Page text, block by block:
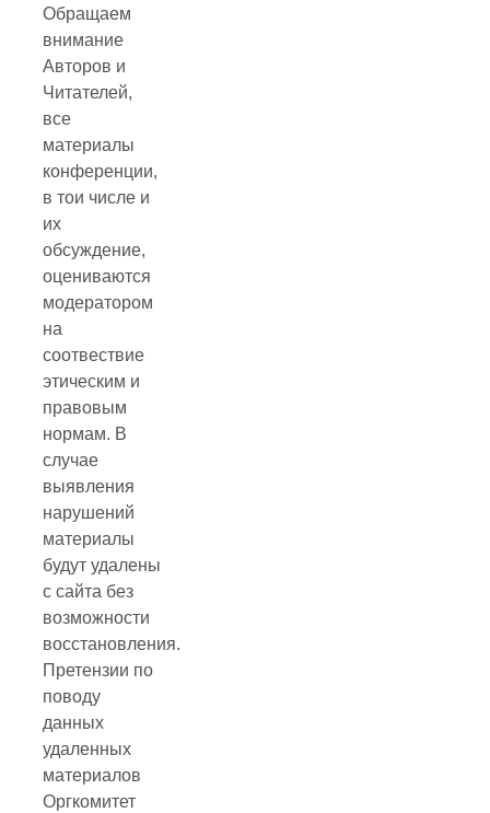
Обращаем
внимание
Авторов и
Читателей,
все
материалы
конференции,
в тои числе и
их
обсуждение,
оцениваются
модератором
на
соотвествие
этическим и
правовым
нормам. В
случае
выявления
нарушений
материалы
будут удалены
с сайта без
возможности
восстановления.
Претензии по
поводу
данных
удаленных
материалов
Оргкомитет